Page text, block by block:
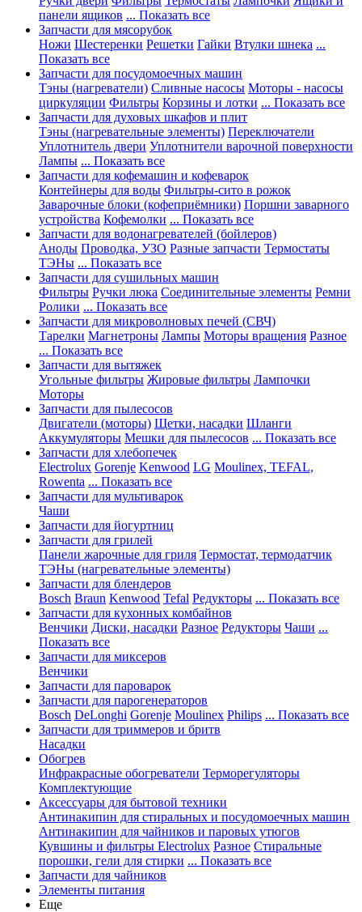
панели ящиков ... Показать все
Запчасти для мясорубок
Ножи Шестеренки Решетки Гайки Втулки шнека ...
Показать все
Запчасти для посудомоечных машин
Тэны (нагреватели) Сливные насосы Моторы - насосы
циркуляции Фильтры Корзины и лотки ... Показать все
Запчасти для духовых шкафов и плит
Тэны (нагревательные элементы) Переключатели
Уплотнитель двери Уплотнители варочной поверхности
Лампы ... Показать все
Запчасти для кофемашин и кофеварок
Контейнеры для воды Фильтры-сито в рожок
Заварочные блоки (кофеприёмники) Поршни заварного
устройства Кофемолки ... Показать все
Запчасти для водонагревателей (бойлеров)
Аноды Проводка, УЗО Разные запчасти Термостаты
ТЭНы ... Показать все
Запчасти для сушильных машин
Фильтры Ручки люка Соединительные элементы Ремни
Ролики ... Показать все
Запчасти для микроволновых печей (СВЧ)
Тарелки Магнетроны Лампы Моторы вращения Разное
... Показать все
Запчасти для вытяжек
Угольные фильтры Жировые фильтры Лампочки
Моторы
Запчасти для пылесосов
Двигатели (моторы) Щетки, насадки Шланги
Аккумуляторы Мешки для пылесосов ... Показать все
Запчасти для хлебопечек
Electrolux Gorenje Kenwood LG Moulinex, TEFAL,
Rowenta ... Показать все
Запчасти для мультиварок
Чаши
Запчасти для йогуртниц
Запчасти для грилей
Панели жарочные для гриля Термостат, термодатчик
ТЭНы (нагревательные элементы)
Запчасти для блендеров
Bosch Braun Kenwood Tefal Редукторы ... Показать все
Запчасти для кухонных комбайнов
Венчики Диски, насадки Разное Редукторы Чаши ...
Показать все
Запчасти для миксеров
Венчики
Запчасти для пароварок
Запчасти для парогенераторов
Bosch DeLonghi Gorenje Moulinex Philips ... Показать все
Запчасти для триммеров и бритв
Насадки
Обогрев
Инфракрасные обогреватели Терморегуляторы
Комплектующие
Аксессуары для бытовой техники
Антинакипин для стиральных и посудомоечных машин
Антинакипин для чайников и паровых утюгов
Кувшины и фильтры Electrolux Разное Стиральные
порошки, гели для стирки ... Показать все
Запчасти для чайников
Элементы питания
Еще